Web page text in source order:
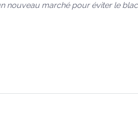
nouveau marché pour éviter le